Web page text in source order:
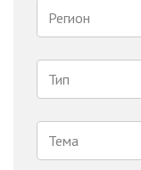
Регион
Тип
Тема